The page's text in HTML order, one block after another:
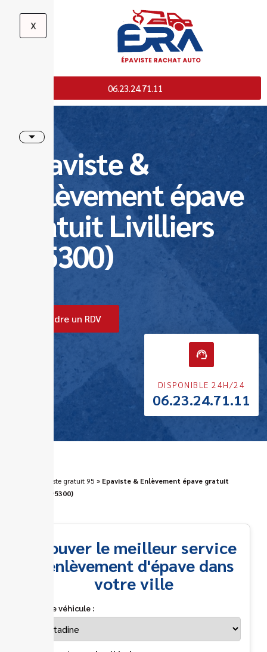
X
06.23.24.71.11
Epaviste &
Enlèvement épave
gratuit Livilliers
(95300)
Prendre un RDV
DISPONIBLE 24H/24
06.23.24.71.11
Epaviste gratuit 95 » Epaviste & Enlèvement épave gratuit
Livilliers (95300)
Trouver le meilleur service
d'enlèvement d'épave dans
votre ville
Type de véhicule :